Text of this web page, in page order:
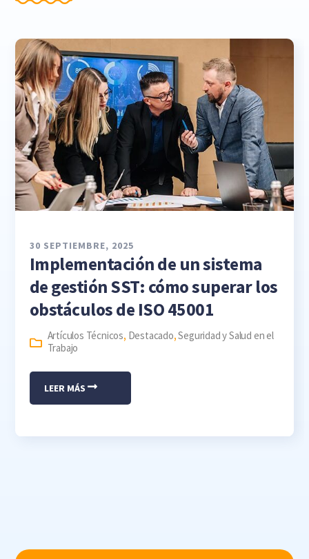
30 SEPTIEMBRE, 2025
Implementación de un sistema
de gestión SST: cómo superar los
obstáculos de ISO 45001
Artículos Técnicos, Destacado,Seguridad y Salud en el
Trabajo
LEER MÁS